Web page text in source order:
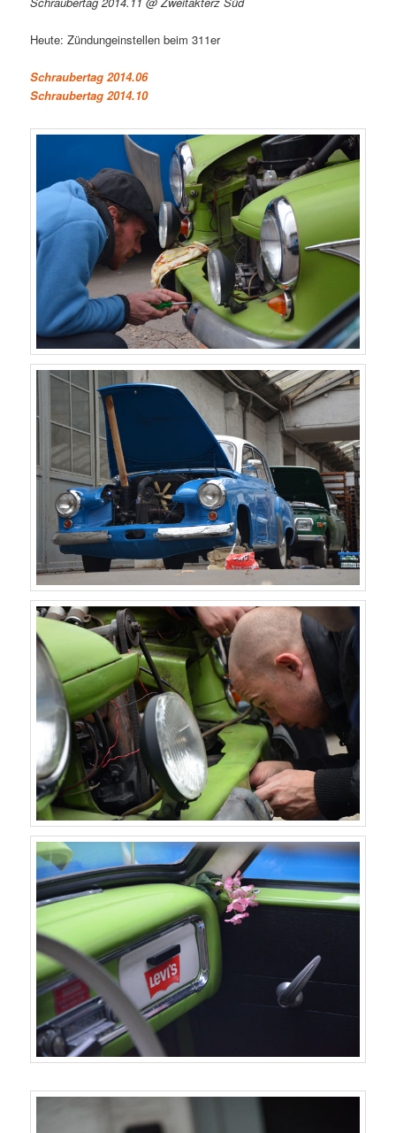
Heute: Zündungeinstellen beim 311er
Schraubertag 2014.06
Schraubertag 2014.10